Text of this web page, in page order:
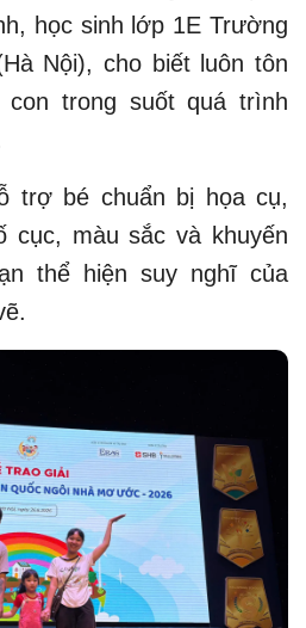
học sinh lớp 1E Trường
Nội), cho biết luôn tôn
trong suốt quá trình
trợ bé chuẩn bị họa cụ,
cục, màu sắc và khuyến
thể hiện suy nghĩ của